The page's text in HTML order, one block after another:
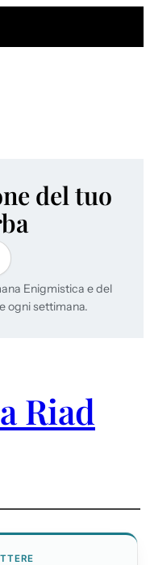
del tuo
Enigmistica e del
ogni settimana.
Riad